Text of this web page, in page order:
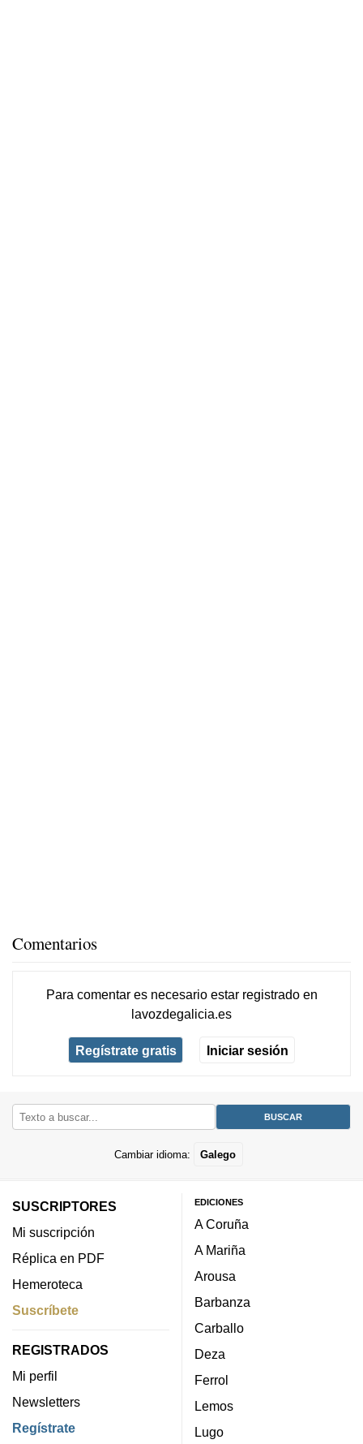
Comentarios
Para comentar es necesario estar registradoen
lavozdegalicia.es
Regístrate gratis Iniciar sesión
Cambiar idioma: Galego
SUSCRIPTORES
Mi suscripción
Réplica en PDF
Hemeroteca
Suscríbete
REGISTRADOS
Mi perfil
Newsletters
Regístrate
EDICIONES
A Coruña
A Mariña
Arousa
Barbanza
Carballo
Deza
Ferrol
Lemos
Lugo